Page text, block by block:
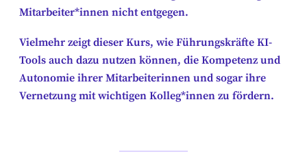
Mitarbeiter*innen nicht entgegen.
Vielmehr zeigt dieser Kurs, wie Führungskräfte KI-
Tools auch dazu nutzen können, die Kompetenz und
Autonomie ihrer Mitarbeiterinnen und sogar ihre
Vernetzung mit wichtigen Kolleg*innen zu fördern.